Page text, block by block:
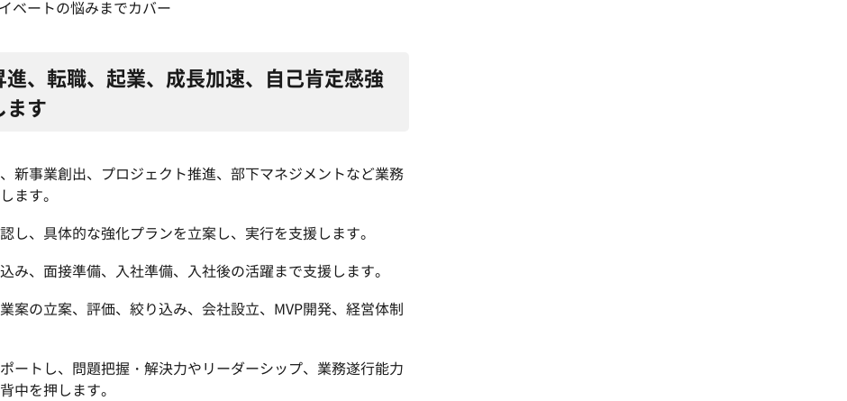
ベートの悩みまでカバー
、転職、起業、成長加速、自己肯定感強
ます
新事業創出、プロジェクト推進、部下マネジメントなど業務
ます。
し、具体的な強化プランを立案し、実行を支援します。
み、面接準備、入社準備、入社後の活躍まで支援します。
案の立案、評価、絞り込み、会社設立、MVP開発、経営体制
ートし、問題把握・解決力やリーダーシップ、業務遂行能力
中を押します。